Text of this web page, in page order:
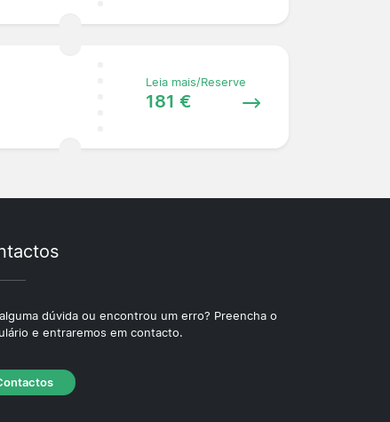
Leia mais/Reserve
181 €
dúvida ou encontrou um erro? Preencha o
e entraremos em contacto.